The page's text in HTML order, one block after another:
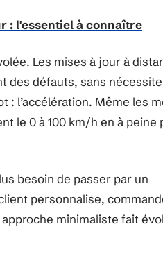
: l'essentiel à connaître
Les mises à jour à
des défauts, sans
: l’accélération. Même les
le 0 à 100 km/h en à peine
besoin de passer par un
personnalise,
minimaliste fait